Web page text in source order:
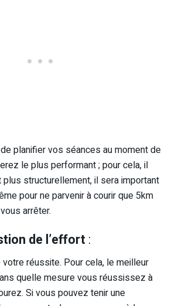
planifier vos séances au moment de
le plus performant ; pour cela, il
structurellement, il sera important
pour ne parvenir à courir que 5km
arrêter.
de l’effort :
réussite. Pour cela, le meilleur
quelle mesure vous réussissez à
Si vous pouvez tenir une